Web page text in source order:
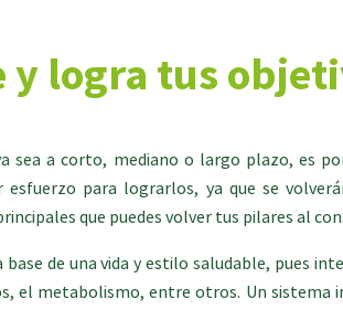
y logra tus
sea a corto, mediano o largo plazo, es
para lograrlos, ya que se
que puedes volver tus pilares al
de una vida y estilo saludable, pues
el metabolismo, entre otros. Un sistema